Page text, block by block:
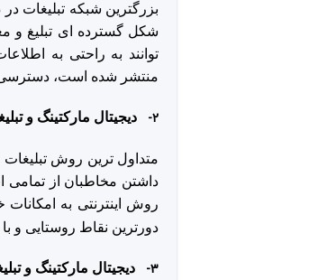
بزرگترین شبکه تبلیغات در
شکل گسترده ای تبلیغ
توانند به راحتی به
منتشر شده است، دسترسی
۲- دیجیتال مارکتینگ و
متداول ترین روش تبلیغات
داشتن مخاطبان از تمامی
روش اینترنتی به
دورترین نقاط روستایی و
۳- دیجیتال مارکتینگ و